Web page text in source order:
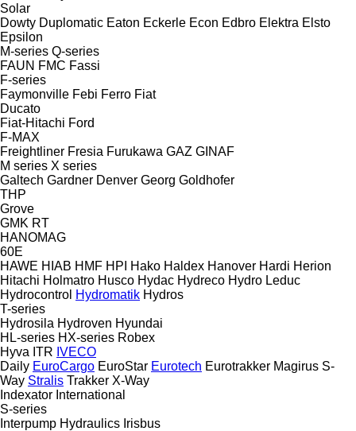
Solar
Dowty Duplomatic Eaton Eckerle Econ Edbro Elektra Elsto
Epsilon
M-series Q-series
FAUN FMC Fassi
F-series
Faymonville Febi Ferro Fiat
Ducato
Fiat-Hitachi Ford
F-MAX
Freightliner Fresia Furukawa GAZ GINAF
M series X series
Galtech Gardner Denver Georg Goldhofer
THP
Grove
GMK RT
HANOMAG
60E
HAWE HIAB HMF HPI Hako Haldex Hanover Hardi Herion
Hitachi Holmatro Husco Hydac Hydreco Hydro Leduc
Hydrocontrol Hydromatik Hydros
T-series
Hydrosila Hydroven Hyundai
HL-series HX-series Robex
Hyva ITR IVECO
Daily EuroCargo EuroStar Eurotech Eurotrakker Magirus S-
Way Stralis Trakker X-Way
Indexator International
S-series
Interpump Hydraulics Irisbus